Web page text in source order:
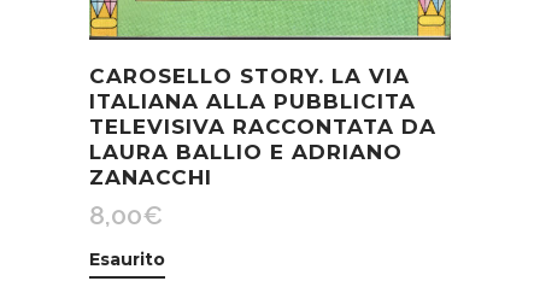
CAROSELLO STORY. LA VIA
ITALIANA ALLA PUBBLICITA
TELEVISIVA RACCONTATA DA
LAURA BALLIO E ADRIANO
ZANACCHI
8,00€
Esaurito